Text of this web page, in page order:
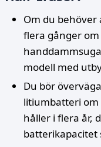
Om du
flera gånger
modell med
Du bör
litiumbatteri om
håller i flera år,
batterikapacitet